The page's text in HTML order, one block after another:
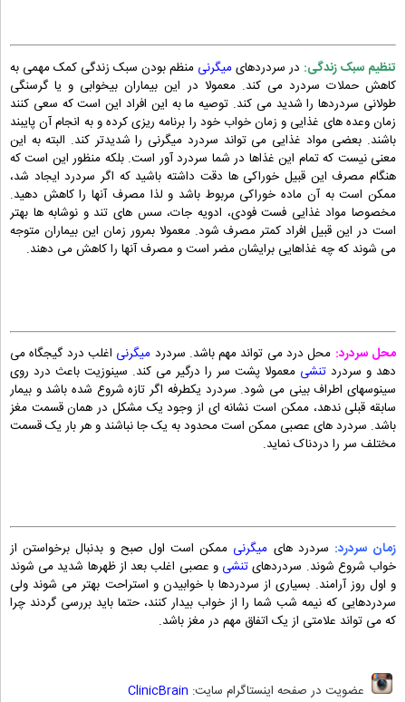
تنظیم سبک زندگی: در سردردهایمیگرنی منظم بودن سبک زندگی کمک مهمی به
کاهش حملات سردرد می کند. معمولا در این بیماران بیخوابی و یا گرسنگی
طولانی سردردها را شدید می کند. توصیه ما به این افراد این است که سعی کنند
زمان وعده های غذایی و زمان خواب خود را برنامه ریزی کرده و به انجام آن پایبند
باشند. بعضی مواد غذایی می تواند سردرد میگرنی را شدیدتر کند. البته به این
معنی نیست که تمام این غذاها در شما سردرد آور است. بلکه منظور این است که
هنگام مصرف این قبیل خوراکی ها دقت داشته باشید که اگر سردرد ایجاد شد،
ممکن است به آن ماده خوراکی مربوط باشد و لذا مصرف آنها را کاهش دهید.
مخصوصا مواد غذایی فست فودی، ادویه جات، سس های تند و نوشابه ها بهتر
است در این قبیل افراد کمتر مصرف شود. معمولا بمرور زمان این بیماران متوجه
می شوند که چه غذاهایی برایشان مضر است و مصرف آنها را کاهش می دهند.
محل سردرد: محل درد می تواند مهم باشد. سردرد میگرنی اغلب درد گیجگاه می
دهد و سردرد تنشی معمولا پشت سر را درگیر می کند. سینوزیت باعث درد روی
سینوسهای اطراف بینی می شود. سردرد یکطرفه اگر تازه شروع شده باشد و بیمار
سابقه قبلی ندهد، ممکن است نشانه ای از وجود یک مشکل در همان قسمت مغز
باشد. سردرد های عصبی ممکن است محدود به یک جا نباشند و هر بار یک قسمت
مختلف سر را دردناک نماید.
زمان سردرد: سردرد های میگرنی ممکن است اول صبح و بدنبال برخواستن از
خواب شروع شوند. سردردهایتنشی و عصبی اغلب بعد از ظهرها شدید می شوند
و اول روز آرامند. بسیاری از سردردها با خوابیدن و استراحت بهتر می شوند ولی
سردردهایی که نیمه شب شما را از خواب بیدار کنند، حتما باید بررسی گردند چرا
که می تواند علامتی از یک اتفاق مهم در مغز باشد.
عضویت در صفحه اینستاگرام سایت: ClinicBrain